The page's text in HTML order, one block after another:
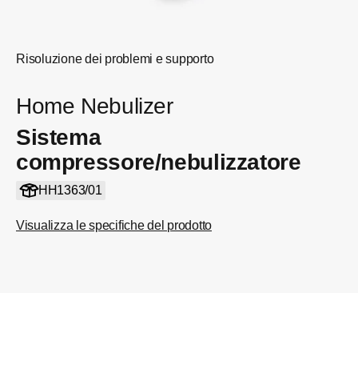
Risoluzione dei problemi e supporto
Home Nebulizer
Sistema
compressore/nebulizzatore
HH1363/01
Visualizza le specifiche del prodotto